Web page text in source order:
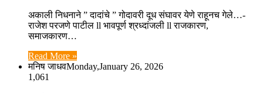
अकाली निधनाने ” दादांचे ” गोदावरी दूध संघावर येणे राहूनच गेले…-
राजेश परजणे पाटील ll भावपूर्ण श्रध्दांजली ll राजकारण,
समाजकारण…
Read More »
मनिष जाधवMonday,January 26, 2026
1,061